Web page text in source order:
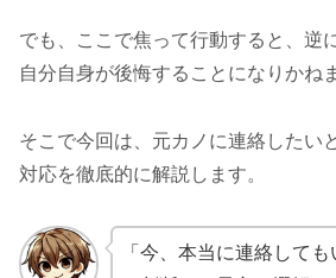
でも、ここで焦って行動すると、逆
自分自身が後悔することになりかね
そこで今回は、元カノに連絡したい
対応を徹底的に解説します。
「今、本当に連絡して